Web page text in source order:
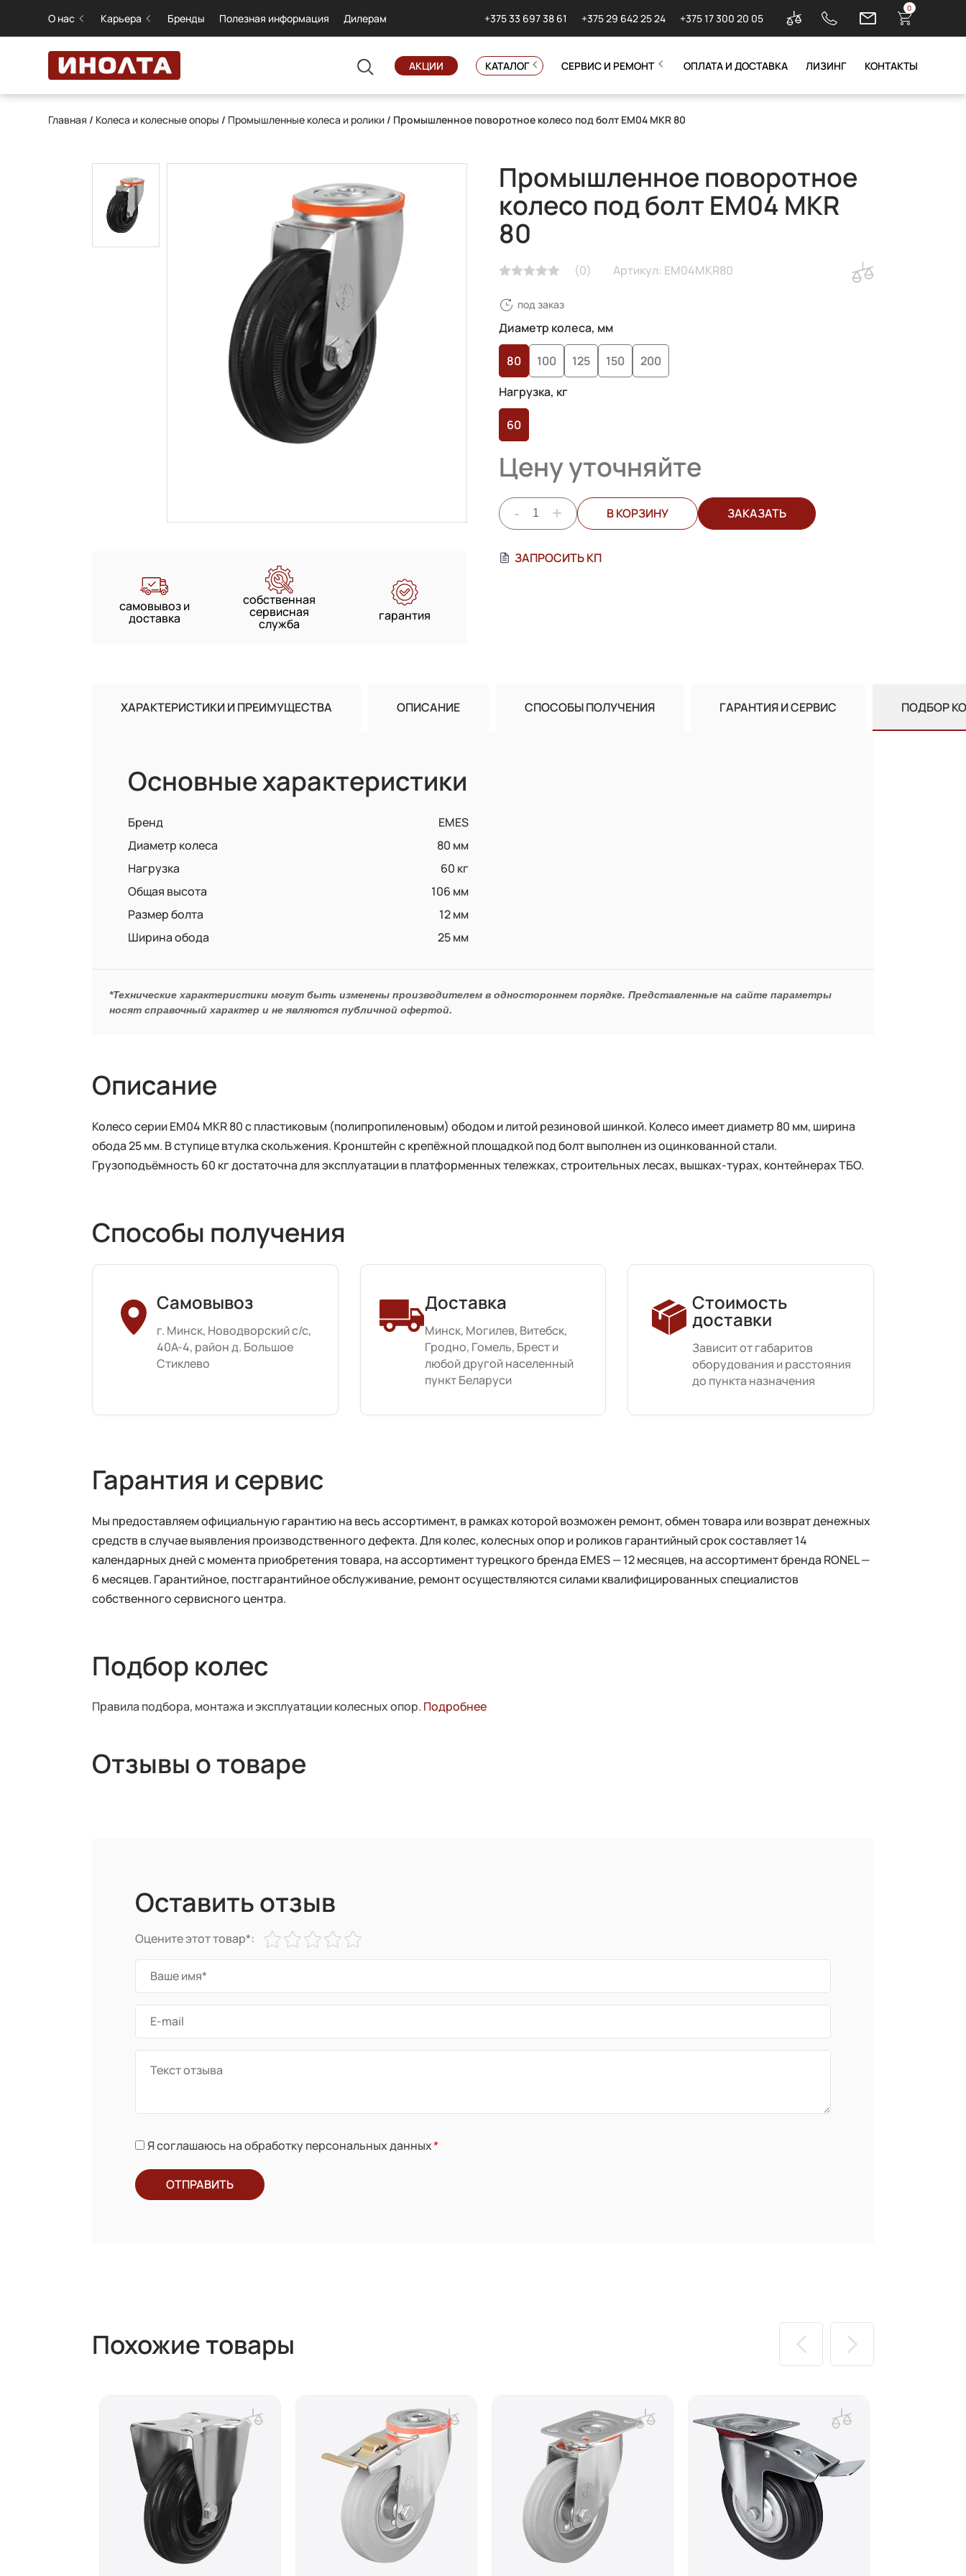
О нас Карьера Бренды Полезная информация Дилерам +375 33 697 38 61 +375 29 642 25 24 +375 17 300 20 05
0
АКЦИИ КАТАЛОГ СЕРВИС И РЕМОНТ ОПЛАТА И ДОСТАВКА ЛИЗИНГ КОНТАКТЫ
Главная / Колеса и колесные опоры / Промышленные колеса и ролики / Промышленное поворотное колесо под болт EM04 MKR 80
самовывоз и
доставка
собственная
сервисная
служба
гарантия
Промышленное поворотное
колесо под болт EM04 MKR
80
(0) Артикул: EM04MKR80
под заказ
Диаметр колеса, мм
80 100 125 150
200
Нагрузка, кг
60
Цену уточняйте
- + В КОРЗИНУ ЗАКАЗАТЬ
ЗАПРОСИТЬ КП
ХАРАКТЕРИСТИКИ И ПРЕИМУЩЕСТВА ОПИСАНИЕ СПОСОБЫ ПОЛУЧЕНИЯ ГАРАНТИЯ И СЕРВИС ПОДБОР
Основные характеристики
Бренд
EMES
Диаметр колеса
80 мм
Нагрузка
60 кг
Общая высота
106 мм
Размер болта
12 мм
Ширина обода
25 мм
*Технические характеристики могут быть изменены производителем в одностороннем порядке. Представленные на сайте параметры
носят справочный характер и не являются публичной офертой.
Описание
Колесо серии EM04 MKR 80 c пластиковым (полипропиленовым) ободом и литой резиновой шинкой. Колесо имеет диаметр 80 мм, ширина
обода 25 мм. В ступице втулка скольжения. Кронштейн с крепёжной площадкой под болт выполнен из оцинкованной стали.
Грузоподъёмность 60 кг достаточна для эксплуатации в платформенных тележках, строительных лесах, вышках-турах, контейнерах ТБО.
Способы получения
Самовывоз
г. Минск, Новодворский с/с,
40А-4, район д. Большое
Стиклево
Доставка
Минск, Могилев, Витебск,
Гродно, Гомель, Брест и
любой другой населенный
пункт Беларуси
Стоимость
доставки
Зависит от габаритов
оборудования и расстояния
до пункта назначения
Гарантия и сервис
Мы предоставляем официальную гарантию на весь ассортимент, в рамках которой возможен ремонт, обмен товара или возврат денежных
средств в случае выявления производственного дефекта. Для колес, колесных опор и роликов гарантийный срок составляет 14
календарных дней с момента приобретения товара, на ассортимент турецкого бренда EMES — 12 месяцев, на ассортимент бренда RONEL —
6 месяцев. Гарантийное, постгарантийное обслуживание, ремонт осуществляются силами квалифицированных специалистов
собственного сервисного центра.
Подбор колес
Правила подбора, монтажа и эксплуатации колесных опор. Подробнее
Отзывы о товаре
Оставить отзыв
Оцените этот товар*:
Я соглашаюсь на обработку персональных данных*
ОТПРАВИТЬ
Похожие товары